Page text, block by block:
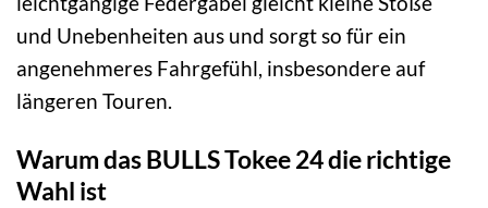
und Unebenheiten aus und sorgt so für ein
angenehmeres Fahrgefühl, insbesondere auf
längeren Touren.
Warum das BULLS Tokee 24 die richtige
Wahl ist